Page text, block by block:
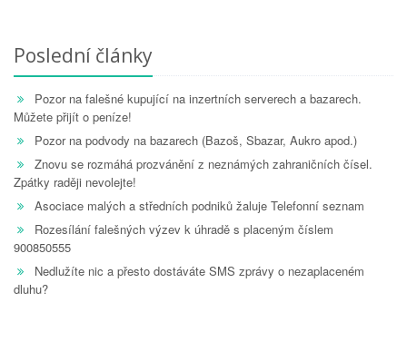
Poslední články
Pozor na falešné kupující na inzertních serverech a bazarech.
Můžete přijít o peníze!
Pozor na podvody na bazarech (Bazoš, Sbazar, Aukro apod.)
Znovu se rozmáhá prozvánění z neznámých zahraničních čísel.
Zpátky raději nevolejte!
Asociace malých a středních podniků žaluje Telefonní seznam
Rozesílání falešných výzev k úhradě s placeným číslem
900850555
Nedlužíte nic a přesto dostáváte SMS zprávy o nezaplaceném
dluhu?